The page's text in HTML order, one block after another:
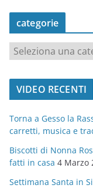
categorie
a
t
o
r
i
e
VIDEO RECENTI
Torna a Gesso la
carretti, musica e
Biscotti di Nonna
fatti in casa 4 Marzo
Settimana Santa in